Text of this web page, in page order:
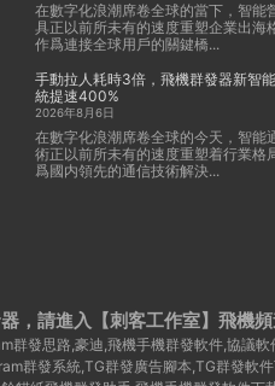
在數字化浪潮席卷全球的當下，智能
具正以前所未有的速度重塑企業出海
作爲連接全球用戶的關鍵橋...
手動拉人耗時3倍，飛機群發器新智
統提速400%
2026年8月6日
在數字化浪潮席卷全球的今天，智能
術正以前所未有的速度重塑着行業格
爲國内領先的通信技術解決...
，請進入【刺客工作室】 飛機頻
發思路,豪迪,飛機手機群發軟件,協議
群發系統,TG群發廣告腳本,TG群發